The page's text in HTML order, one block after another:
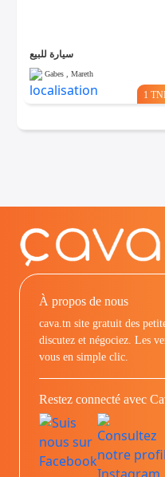
سيارة للبيع
Gabes , Mareth
1
À propos de nous
cava.tn site gratuit des
discutez et négociez. Les
vous en simple clic.
Restez connecté avec